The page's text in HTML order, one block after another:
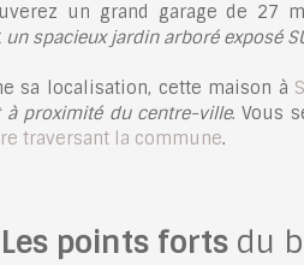
un grand garage de 27
un spacieux jardin arboré exposé
sa localisation, cette maison à
à proximité du centre-ville. Vous
traversant la commune.
Les points forts du